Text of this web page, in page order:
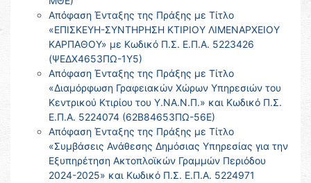
Απόφαση Ένταξης της Πράξης με Τίτλο
«ΕΠΙΣΚΕΥΗ-ΣΥΝΤΗΡΗΣΗ ΚΤΙΡΙΟΥ ΛΙΜΕΝΑΡΧΕΙΟΥ
ΚΑΡΠΑΘΟΥ» με Κωδικό Π.Σ. Ε.Π.Α. 5223426
(ΨΕΔΧ4653ΠΩ-1Υ5)
Απόφαση Ένταξης της Πράξης με Τίτλο
«Διαμόρφωση Γραφειακών Χώρων Υπηρεσιών του
Κεντρικού Κτιρίου του Υ.ΝΑ.Ν.Π.» και Κωδικό Π.Σ.
Ε.Π.Α. 5224074 (62Β84653ΠΩ-56Ε)
Απόφαση Ένταξης της Πράξης με Τίτλο
«Συμβάσεις Ανάθεσης Δημόσιας Υπηρεσίας για την
Εξυπηρέτηση Ακτοπλοϊκών Γραμμών Περιόδου
2024-2025» και Κωδικό Π.Σ. Ε.Π.Α. 5224971